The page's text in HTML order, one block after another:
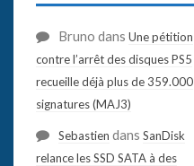
Bruno dans Une pétition
contre l’arrêt des disques PS5
recueille déjà plus de 359.000
signatures (MAJ3)
Sebastien dans SanDisk
relance les SSD SATA à des